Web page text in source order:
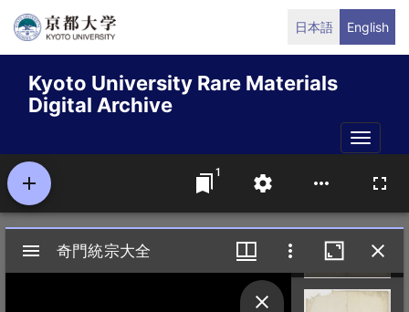
Skip
content
日本語 English
Kyoto University Rare Materials
Digital Archive
Toggle